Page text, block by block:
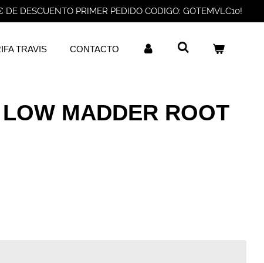
DE DESCUENTO PRIMER PEDIDO CODIGO: GOTEMVLC10!
TRAVIS CONTACTO
MADDER ROOT